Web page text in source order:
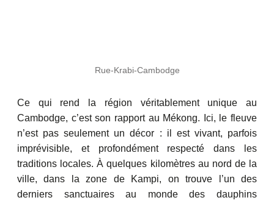
Rue-Krabi-Cambodge
Ce qui rend la région véritablement unique au
Cambodge, c’est son rapport au Mékong. Ici, le fleuve
n’est pas seulement un décor : il est vivant, parfois
imprévisible, et profondément respecté dans les
traditions locales. À quelques kilomètres au nord de la
ville, dans la zone de Kampi, on trouve l’un des
derniers sanctuaires au monde des dauphins